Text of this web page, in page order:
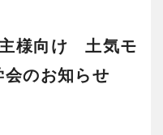
様向け 土気モ
のお知らせ